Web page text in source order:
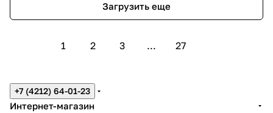
Загрузить еще
1 2 3 ... 27
+7 (4212) 64-01-23
Интернет-магазин